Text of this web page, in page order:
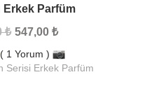
Erkek Parfüm
₺ 547,00 ₺
( 1 Yorum )
Serisi Erkek Parfüm